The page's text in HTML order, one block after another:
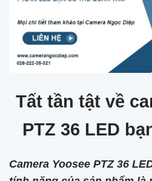
Tất tần tật về
PTZ 36 LED
Camera Yoosee PTZ 36